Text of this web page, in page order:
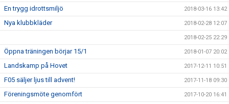
En trygg idrottsmiljö 2018-03-16 13:42
Nya klubbkläder 2018-02-28 12:07
2018-02-25 22:29
Öppna träningen börjar 15/1 2018-01-07 20:02
Landskamp på Hovet 2017-12-11 10:51
F05 säljer ljus till advent! 2017-11-18 09:30
Föreningsmöte genomfört 2017-10-20 16:41